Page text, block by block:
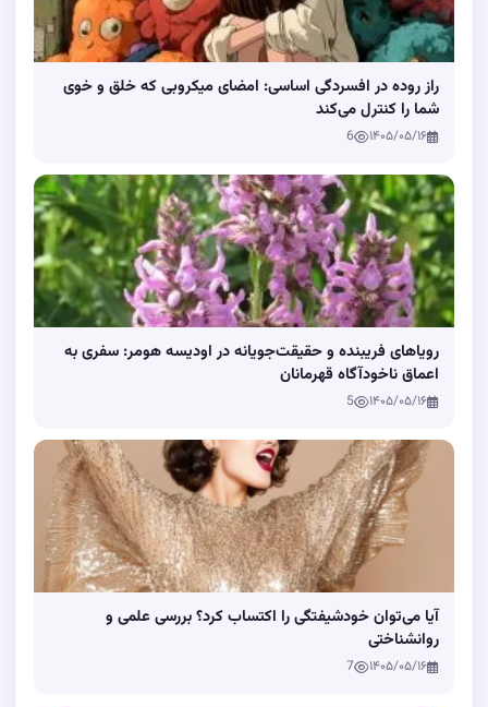
راز روده در افسردگی اساسی: امضای میکروبی که خلق و خوی
شما را کنترل می‌کند
۱۴۰۵/۰۵/۱۶ 6
رویاهای فریبنده و حقیقت‌جویانه در اودیسه هومر: سفری به
اعماق ناخودآگاه قهرمانان
۱۴۰۵/۰۵/۱۶ 5
آیا می‌توان خودشیفتگی را اکتساب کرد؟ بررسی علمی و
روانشناختی
۱۴۰۵/۰۵/۱۶ 7